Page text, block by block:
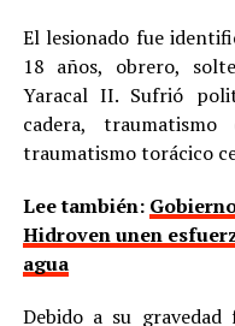
El lesionado fue
18 años, obrero,
Yaracal II. Sufrió
cadera, traumatismo
traumatismo torácico
Lee también:
Hidroven unen
agua
Debido a su